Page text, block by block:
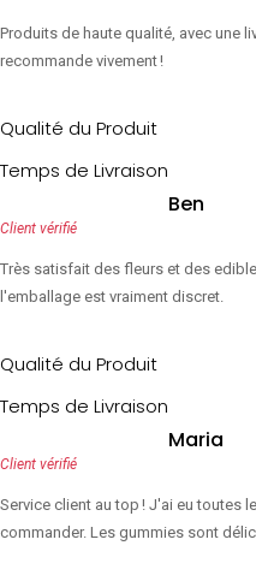
Produits de haute qualité, avec une
recommande vivement !
Qualité du Produit
Temps de Livraison
Ben
Client vérifié
Très satisfait des fleurs et des
l'emballage est vraiment discret.
Qualité du Produit
Temps de Livraison
Maria
Client vérifié
Service client au top ! J'ai eu toutes
commander. Les gummies sont